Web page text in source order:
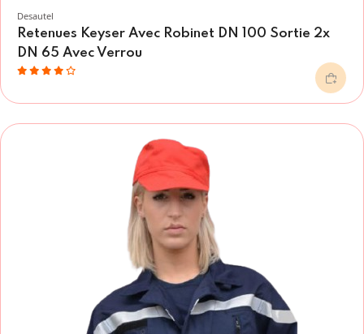
Desautel
Retenues Keyser Avec Robinet DN 100 Sortie 2x
DN 65 Avec Verrou